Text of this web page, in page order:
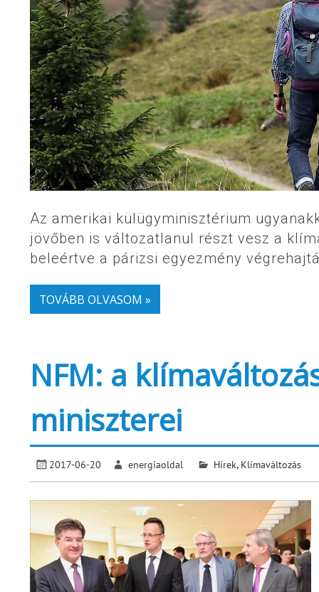
Az amerikai külügyminisztérium
jövőben is változatlanul részt vesz a
beleértve a párizsi egyezmény
TOVÁBB OLVASOM »
NFM: a
miniszterei
2017-06-20 energiaoldal Hírek, Klímaváltozás